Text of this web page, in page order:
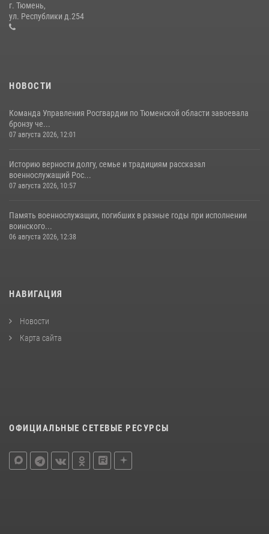
десантирования на Урале
16 июля 2026, 10:42
г. Тюмень,
ул. Республики д.254
НОВОСТИ
Команда Управления Росгвардии по Тюменской области завоевала
бронзу че...
07 августа 2026, 12:01
Историю верности долгу, семье и традициям рассказал
военнослужащий Рос...
07 августа 2026, 10:57
Память военнослужащих, погибших в разные годы при исполнении
воинского...
06 августа 2026, 12:38
НАВИГАЦИЯ
Новости
Карта сайта
ОФИЦИАЛЬНЫЕ СЕТЕВЫЕ РЕСУРСЫ